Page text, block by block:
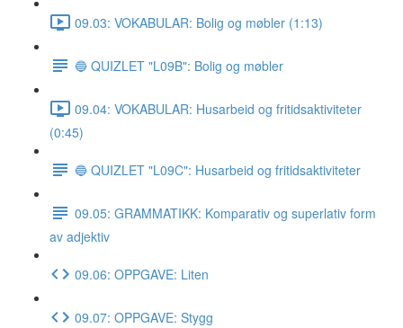
09.03: VOKABULAR: Bolig og møbler (1:13)
🔵 QUIZLET "L09B": Bolig og møbler
09.04: VOKABULAR: Husarbeid og fritidsaktiviteter
(0:45)
🔵 QUIZLET "L09C": Husarbeid og fritidsaktiviteter
09.05: GRAMMATIKK: Komparativ og superlativ form
av adjektiv
09.06: OPPGAVE: Liten
09.07: OPPGAVE: Stygg